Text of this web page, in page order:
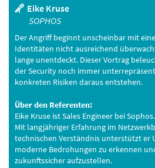
Eike Kruse
SOPHOS
Der Angriff beginnt unscheinbar mit
Identitäten nicht ausreichend
lange unentdeckt. Dieser Vortrag
der Security noch immer
konkreten Risiken daraus entstehen.
Über den Referenten:
Eike Kruse ist Sales Engineer bei Sophos.
Mit langjähriger Erfahrung im
technischen Verständnis unterstützt er
moderne Bedrohungen zu erkennen
zukunftssicher aufzustellen.